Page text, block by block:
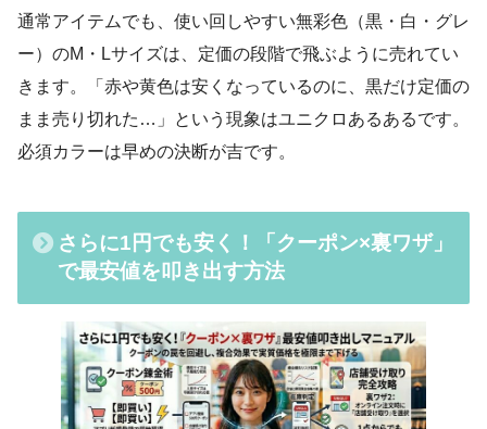
通常アイテムでも、使い回しやすい無彩色（黒・白・グレ
ー）のM・Lサイズは、定価の段階で飛ぶように売れてい
きます。「赤や黄色は安くなっているのに、黒だけ定価の
まま売り切れた…」という現象はユニクロあるあるです。
必須カラーは早めの決断が吉です。
さらに1円でも安く！「クーポン×裏ワザ」
で最安値を叩き出す方法